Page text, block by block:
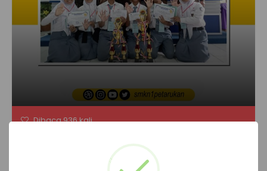
Dibaca 936 kali